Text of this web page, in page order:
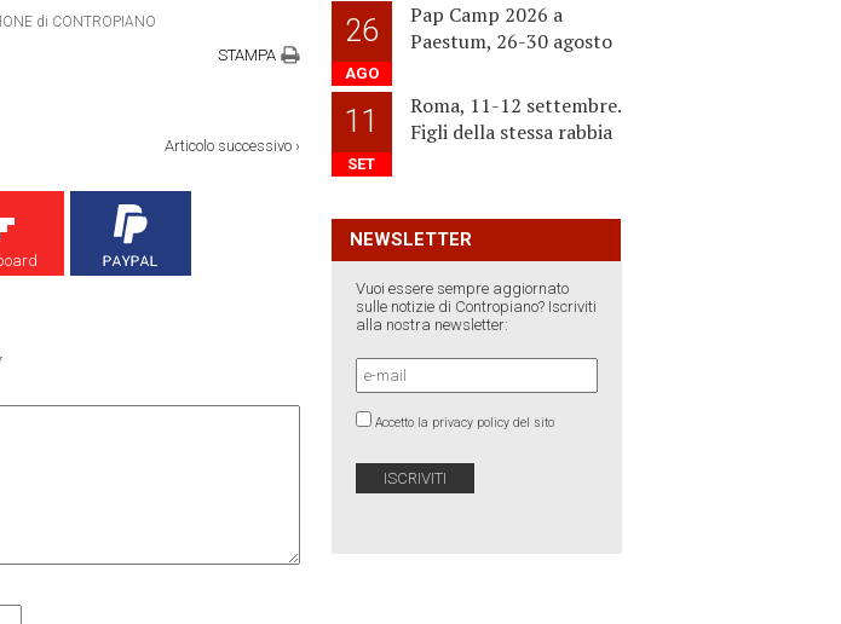
di CONTROPIANO
STAMPA
Articolo successivo ›
26
AGO
Pap Camp 2026 a
Paestum, 26-30 agosto
11
SET
Roma, 11-12 settembre.
Figli della stessa rabbia
NEWSLETTER
Vuoi essere sempre aggiornato
sulle notizie di Contropiano? Iscriviti
alla nostra newsletter:
Accetto la privacy policy del sito